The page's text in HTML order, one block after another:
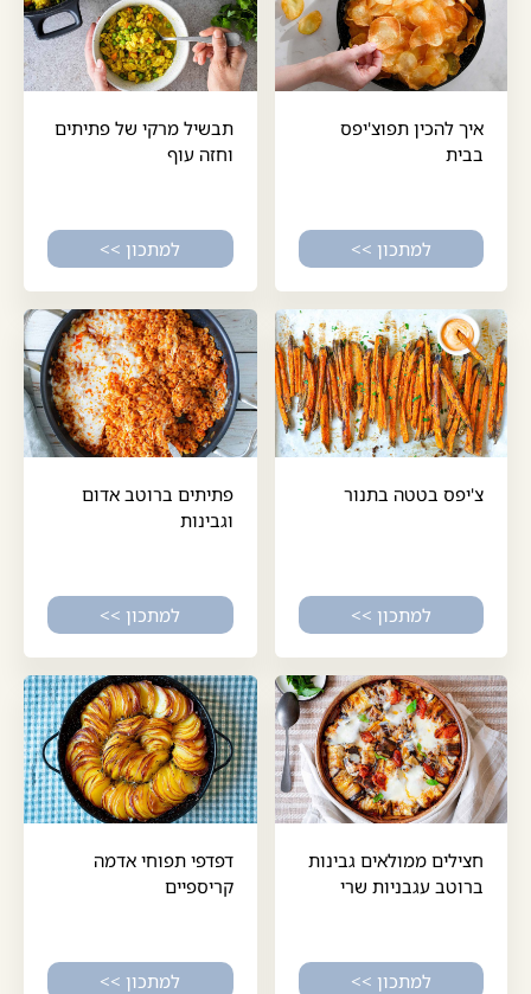
איך להכין תפוצ'יפס
בבית
למתכון >>
תבשיל מרקי של פתיתים
וחזה עוף
למתכון >>
צ'יפס בטטה בתנור
למתכון >>
פתיתים ברוטב אדום
וגבינות
למתכון >>
חצילים ממולאים גבינות
ברוטב עגבניות שרי
למתכון >>
דפדפי תפוחי אדמה
קריספיים
למתכון >>